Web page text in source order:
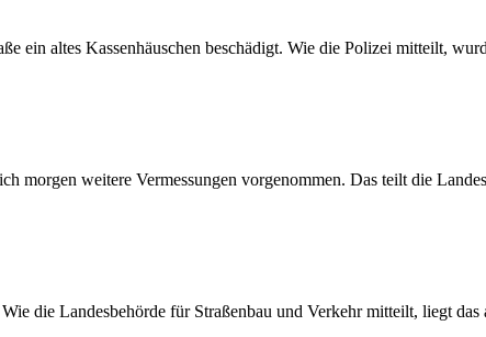
ein altes Kassenhäuschen beschädigt. Wie die Polizei mitteilt,
morgen weitere Vermessungen vorgenommen. Das teilt die
die Landesbehörde für Straßenbau und Verkehr mitteilt, liegt